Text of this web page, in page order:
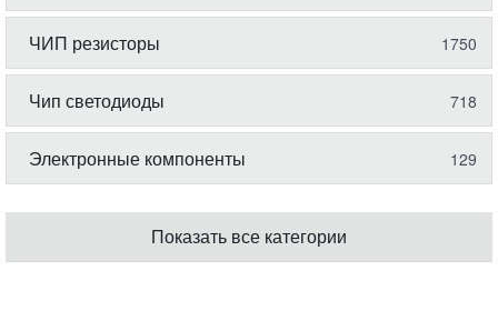
ЧИП резисторы 1750
Чип светодиоды 718
Электронные компоненты 129
Показать все категории